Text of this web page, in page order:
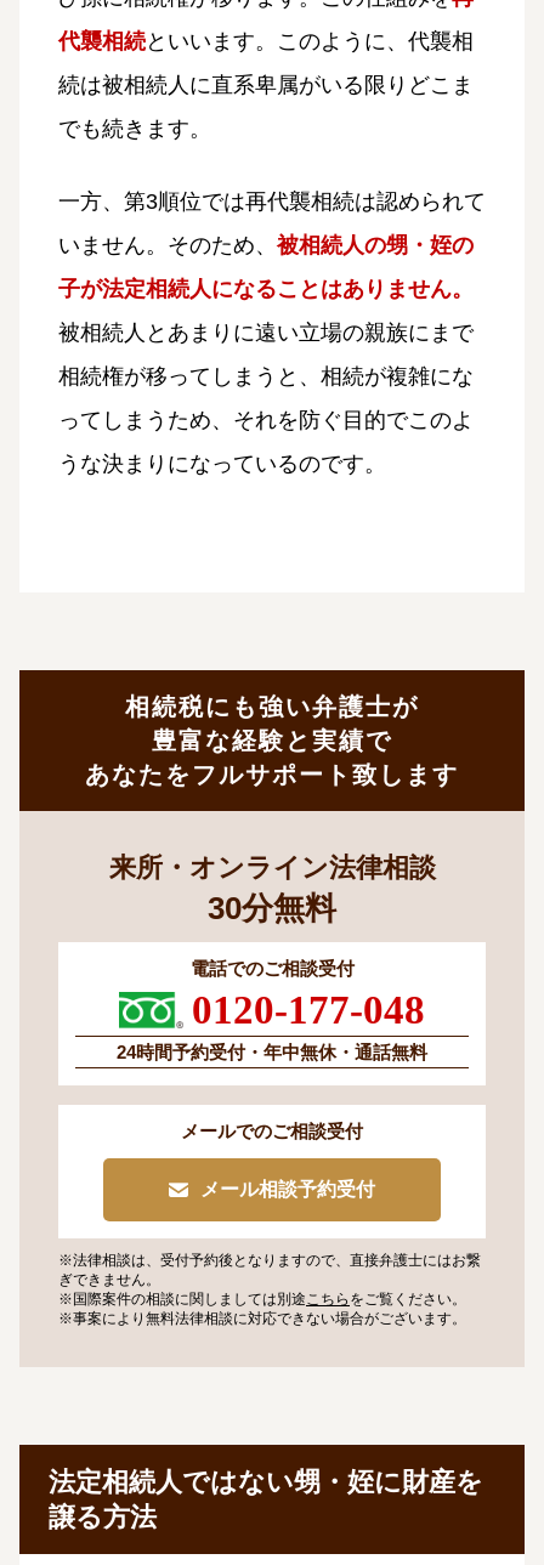
代襲相続といいます。このように、代襲相
続は被相続人に直系卑属がいる限りどこま
でも続きます。
一方、第3順位では再代襲相続は認められて
いません。そのため、被相続人の甥・姪の
子が法定相続人になることはありません。
被相続人とあまりに遠い立場の親族にまで
相続権が移ってしまうと、相続が複雑にな
ってしまうため、それを防ぐ目的でこのよ
うな決まりになっているのです。
相続税にも強い弁護士が
豊富な経験と実績で
あなたをフルサポート致します
来所・オンライン法律相談
30分無料
電話でのご相談受付
0120-177-048
24時間予約受付・ 年中無休・通話無料
メールでのご相談受付
メール相談予約受付
※法律相談は、受付予約後となりますので、 直接弁護士にはお繋
ぎできません。
※国際案件の相談に関しましては別途こちら をご覧ください。
※事案により無料法律相談に対応できない場合がございます。
法定相続人ではない甥・姪に財産を
譲る方法